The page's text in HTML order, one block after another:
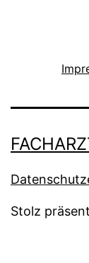
Stolz